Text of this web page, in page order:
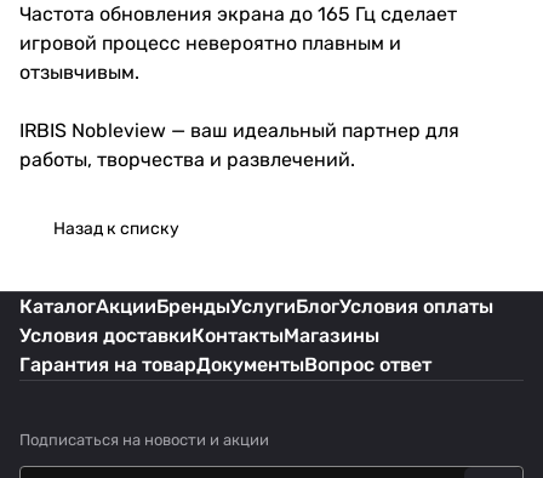
Частота обновления экрана до 165 Гц сделает
игровой процесс невероятно плавным и
отзывчивым.
IRBIS Nobleview — ваш идеальный партнер для
работы, творчества и развлечений.
Назад к списку
КаталогАкцииБрендыУслугиБлогУсловия оплаты
Условия доставкиКонтактыМагазины
Гарантия на товарДокументыВопрос ответ
Подписаться на новости и акции